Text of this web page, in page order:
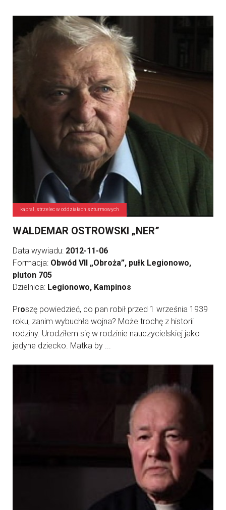
kapral, strzelec w oddziałach szturmowych
WALDEMAR OSTROWSKI „NER”
Data wywiadu: 2012-11-06
Formacja: Obwód VII „Obroża”, pułk Legionowo,
pluton 705
Dzielnica: Legionowo, Kampinos
Proszę powiedzieć, co pan robił przed 1 września 1939
roku, zanim wybuchła wojna? Może trochę z historii
rodziny. Urodziłem się w rodzinie nauczycielskiej jako
jedyne dziecko. Matka by ...